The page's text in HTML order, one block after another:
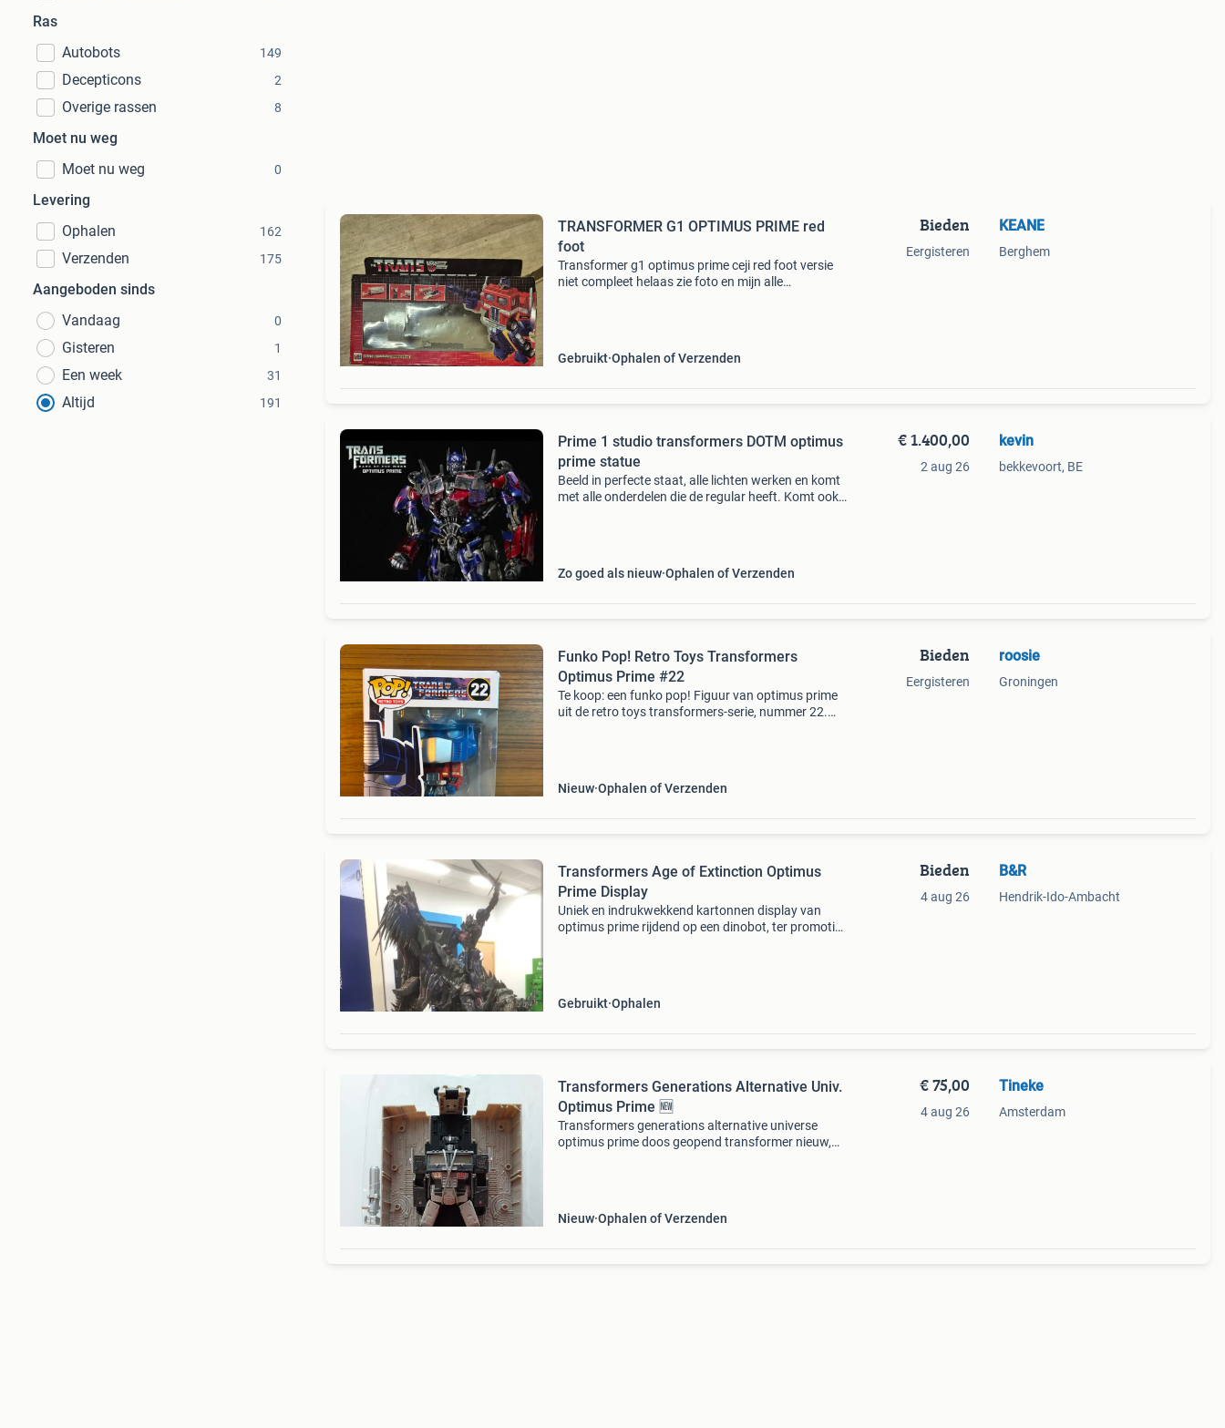
Ras
Autobots
149
Decepticons 2
Overige rassen 8
Moet nu weg
Moet nu weg
0
Levering
Ophalen
162
Verzenden 175
Aangeboden sinds
Vandaag
0
Gisteren 1
Een week 31
Altijd 191
TRANSFORMER G1 OPTIMUS PRIME red
foot
Transformer g1 optimus prime ceji red foot versie
niet compleet helaas zie foto en mijn alle
Gebruikt Ophalen of Verzenden
Bieden
Eergisteren
KEANE
Berghem
Prime 1 studio transformers DOTM optimus
prime statue
Beeld in perfecte staat, alle lichten werken en komt
met alle onderdelen die de regular heeft. Komt ook
Zo goed als nieuw Ophalen of Verzenden
€ 1.400,00
2 aug 26
kevin
bekkevoort, BE
Funko Pop! Retro Toys Transformers
Optimus Prime #22
Te koop: een funko pop! Figuur van optimus prime
uit de retro toys transformers-serie, nummer 22.
Nieuw Ophalen of Verzenden
Bieden
Eergisteren
roosie
Groningen
Transformers Age of Extinction Optimus
Prime Display
Uniek en indrukwekkend kartonnen display van
optimus prime rijdend op een dinobot, ter promotie
Gebruikt Ophalen
Bieden
4 aug 26
B&R
Hendrik-Ido-Ambacht
Transformers Generations Alternative Univ.
Optimus Prime 🆕️
Transformers generations alternative universe
optimus prime doos geopend transformer nieuw,
Nieuw Ophalen of Verzenden
€ 75,00
4 aug 26
Tineke
Amsterdam